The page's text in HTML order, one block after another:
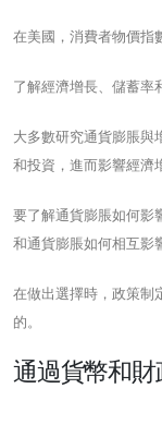
在美國，消費者物價指
了解經濟增長、儲蓄率
大多數研究通貨膨脹與
和投資，進而影響經濟
要了解通貨膨脹如何影
和通貨膨脹如何相互影
在做出選擇時，政策制
的。
通過貨幣和